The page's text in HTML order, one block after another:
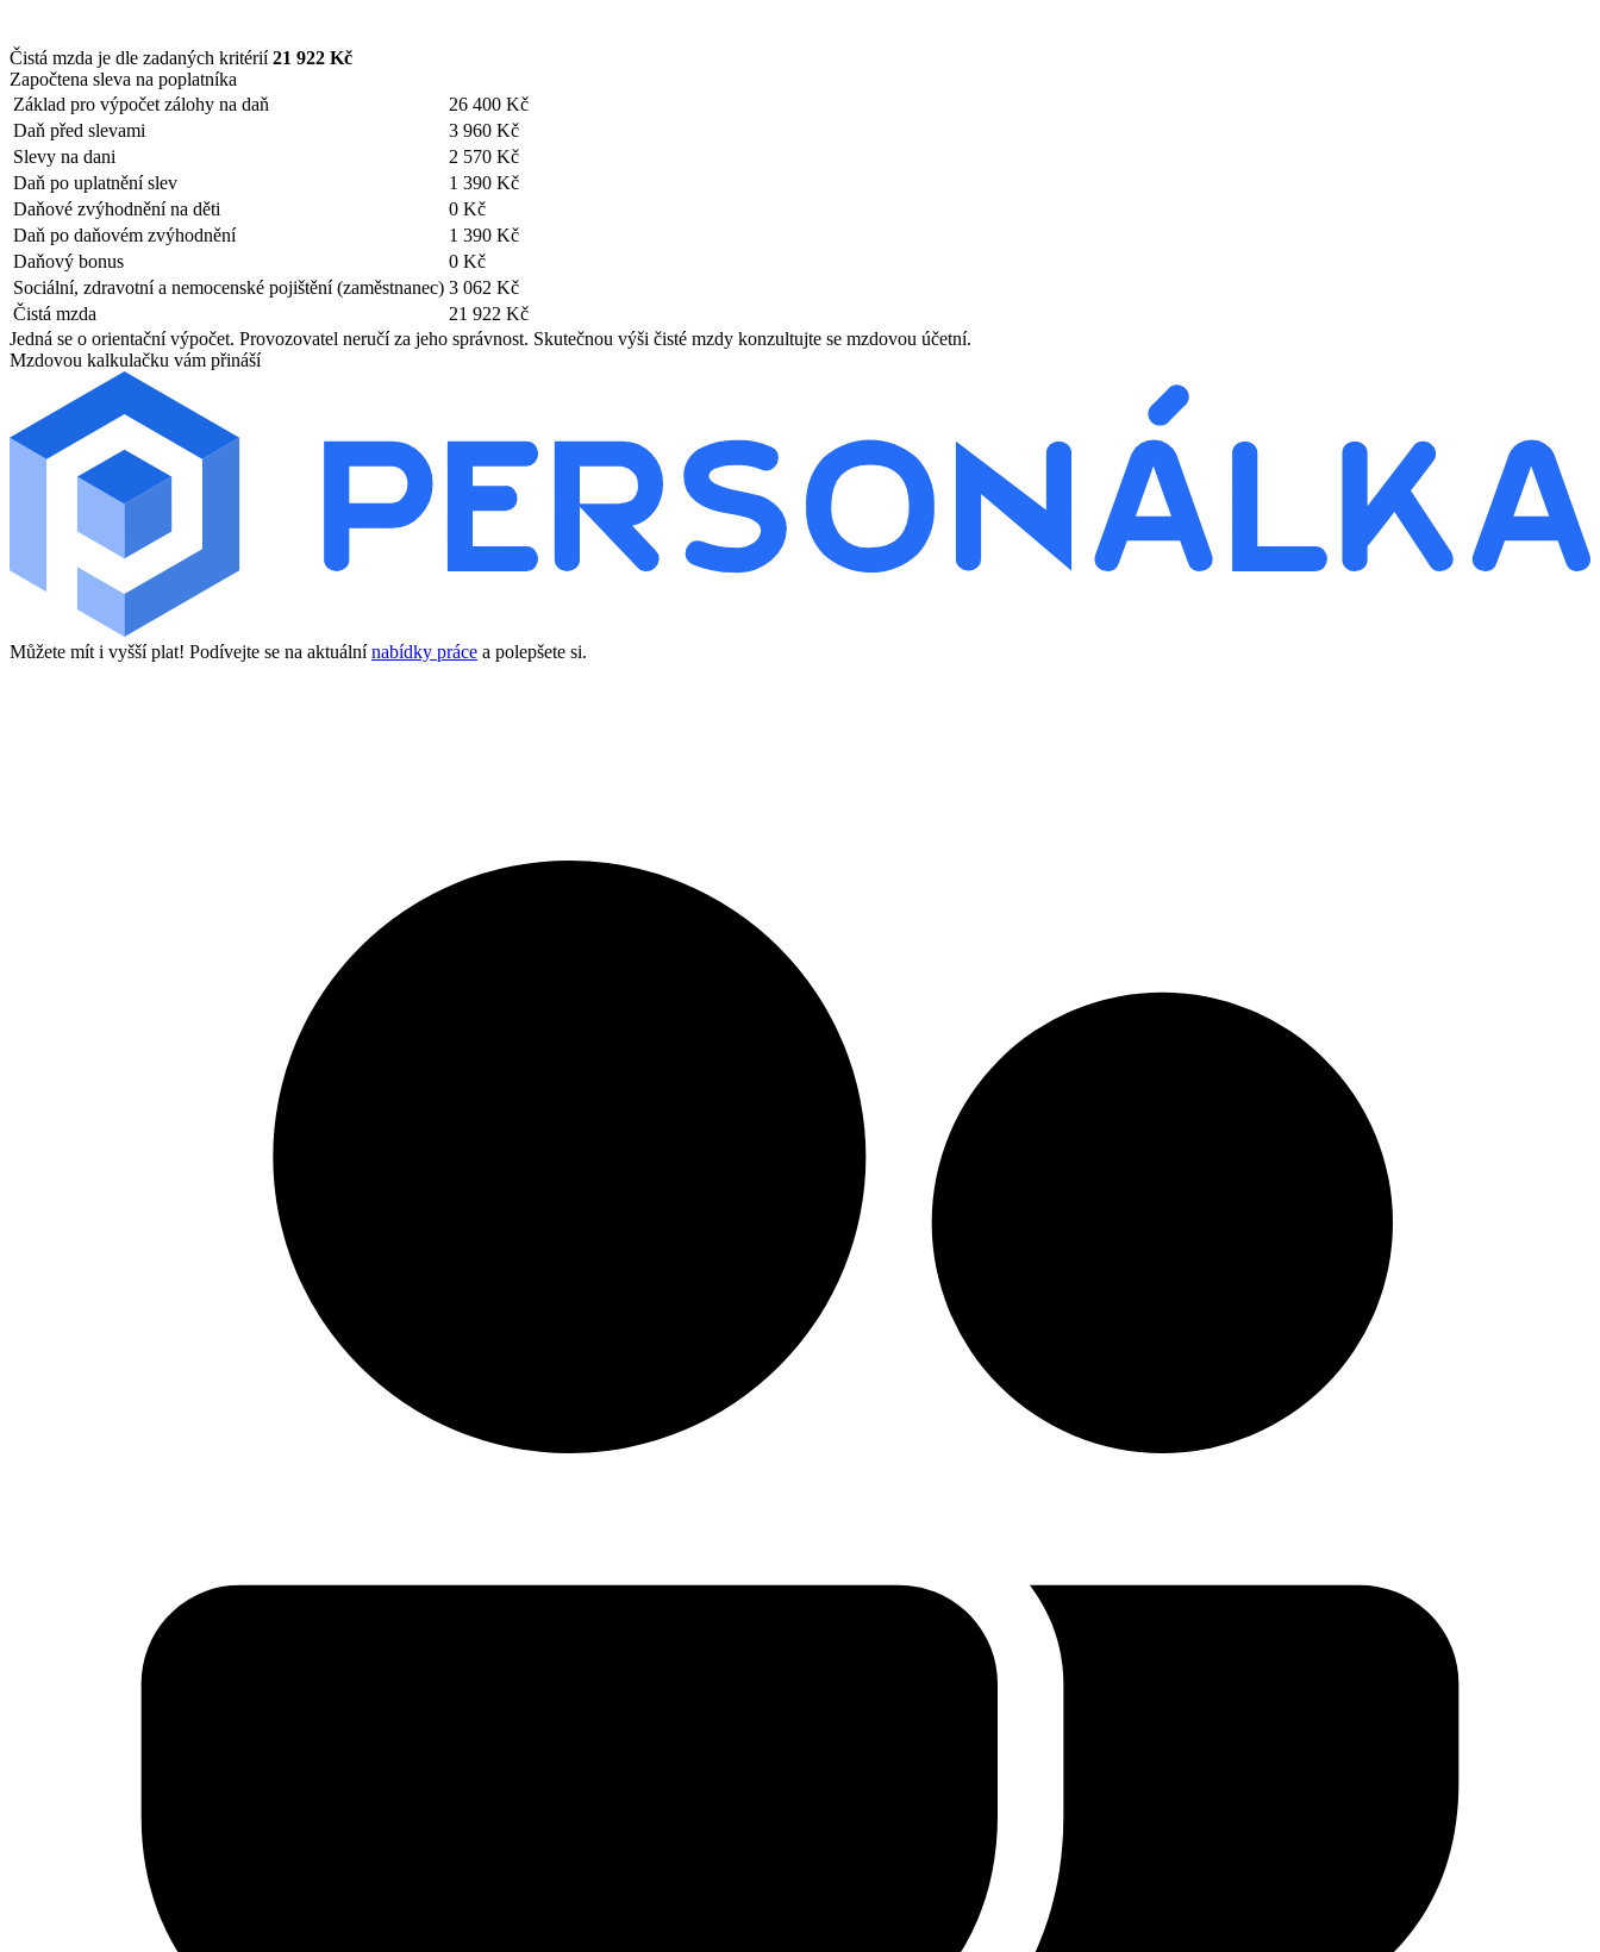
Čistá mzda je dle zadaných kritérií21 922 Kč
Započtena sleva na poplatníka
Základ pro výpočet zálohy na daň
26 400 Kč
Daň před slevami
3 960 Kč
Slevy na dani
2 570 Kč
Daň po uplatnění slev
1 390 Kč
Daňové zvýhodnění na děti
0 Kč
Daň po daňovém zvýhodnění
1 390 Kč
Daňový bonus
0 Kč
Sociální, zdravotní a nemocenské pojištění (zaměstnanec) 3 062 Kč
Čistá mzda
21 922 Kč
Jedná se o orientační výpočet. Provozovatel neručí za jeho správnost. Skutečnou výši čisté mzdy konzultujte se mzdovou účetní.
Mzdovou kalkulačku vám přináší
Můžete mít i vyšší plat! Podívejte se na aktuálnínabídky práce a polepšete si.